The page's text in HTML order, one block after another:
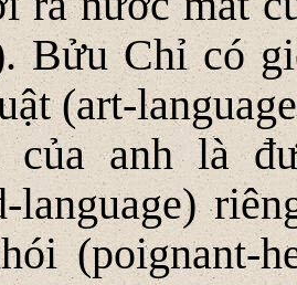
Bửu Chỉ có
(art-
của anh là
language)
(poignant-